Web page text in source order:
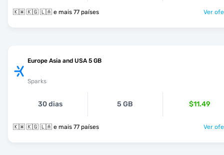
🇰🇼 🇰🇬 🇱🇦 e mais 77 países Ver
Europe Asia and USA 5 GB
Sparks
30 dias 5 GB $11.49
🇰🇼 🇰🇬 🇱🇦 e mais 77 países Ver